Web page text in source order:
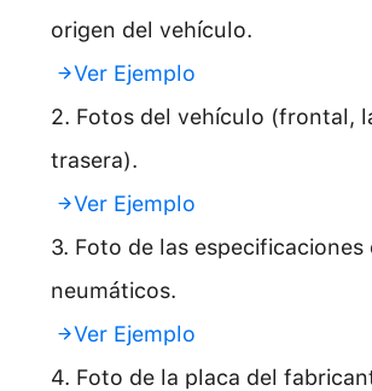
origen del vehículo.
Ver Ejemplo
2. Fotos del vehículo (frontal,
trasera).
Ver Ejemplo
3. Foto de las especificaciones
neumáticos.
Ver Ejemplo
4. Foto de la placa del